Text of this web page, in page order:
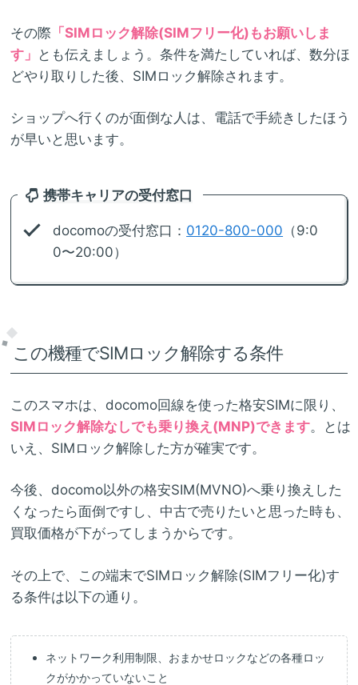
その際 「SIMロック解除(SIMフリー化)もお願いしま
す」 とも伝えましょう。条件を満たしていれば、数分ほ
どやり取りした後、SIMロック解除されます。
ショップへ行くのが面倒な人は、電話で手続きしたほう
が早いと思います。
携帯キャリアの受付窓口
docomoの受付窓口： 0120-800-000 （9:0
0〜20:00）
この機種でSIMロック解除する条件
このスマホは、docomo回線を使った格安SIMに限り、
SIMロック解除なしでも乗り換え(MNP)できます。とは
いえ、SIMロック解除した方が確実です。
今後、docomo以外の格安SIM(MVNO)へ乗り換えした
くなったら面倒ですし、中古で売りたいと思った時も、
買取価格が下がってしまうからです。
その上で、この端末でSIMロック解除(SIMフリー化)す
る条件は以下の通り。
ネットワーク利用制限、おまかせロックなどの各種ロッ
クがかかっていないこと